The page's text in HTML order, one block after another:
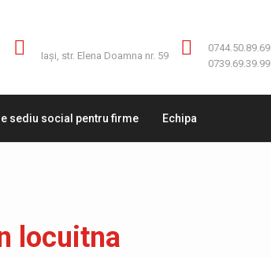
Iaşi, str. Elena Doamna nr. 59
0744.50.89.69
0739.69.39.99
sediu social pentru firme Echipa
locuitna